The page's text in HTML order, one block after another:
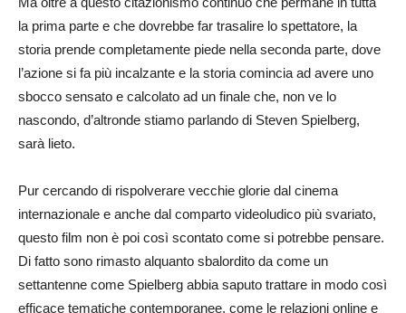
la prima parte e che dovrebbe far trasalire lo spettatore, la
storia prende completamente piede nella seconda parte, dove
l’azione si fa più incalzante e la storia comincia ad avere uno
sbocco sensato e calcolato ad un finale che, non ve lo
nascondo, d’altronde stiamo parlando di Steven Spielberg,
sarà lieto.
Pur cercando di rispolverare vecchie glorie dal cinema
internazionale e anche dal comparto videoludico più svariato,
questo film non è poi così scontato come si potrebbe pensare.
Di fatto sono rimasto alquanto sbalordito da come un
settantenne come Spielberg abbia saputo trattare in modo così
efficace tematiche contemporanee, come le relazioni online e